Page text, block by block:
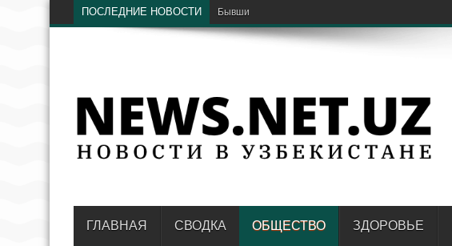
ПОСЛЕДНИЕ НОВОСТИ Бывший хоким Намангана Анвар
ГЛАВНАЯ СВОДКА ОБЩЕСТВО ЗДОРОВЬЕ